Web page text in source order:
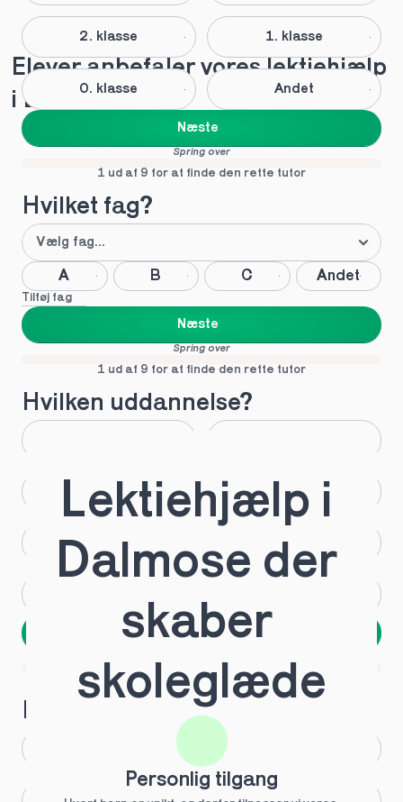
2. klasse 1. klasse
0. klasse Andet
Næste
Spring over
1 ud af 9 for at finde den rette tutor
Hvilket fag?
A B C Andet
Tilføj fag
Næste
Spring over
1 ud af 9 for at finde den rette tutor
Hvilken uddannelse?
HTX HF
EUX
Næste
1 ud af 9 for at finde den rette tutor
Hvilken årgang?
Elever anbefaler vores lektiehjælp
i Dalmose
Lektiehjælp i
Dalmose der
skaber
skoleglæde
Personlig tilgang